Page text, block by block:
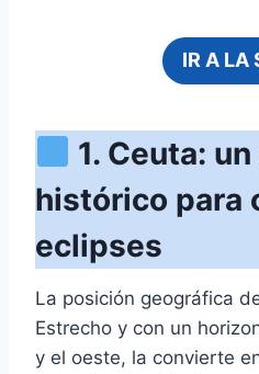
IR A LA
1. Ceuta:
histórico para
eclipses
La posición geográfica
Estrecho y con un
y el oeste, la convierte